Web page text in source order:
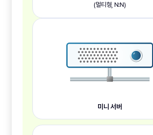
(멀티형, N:N)
미니 서버